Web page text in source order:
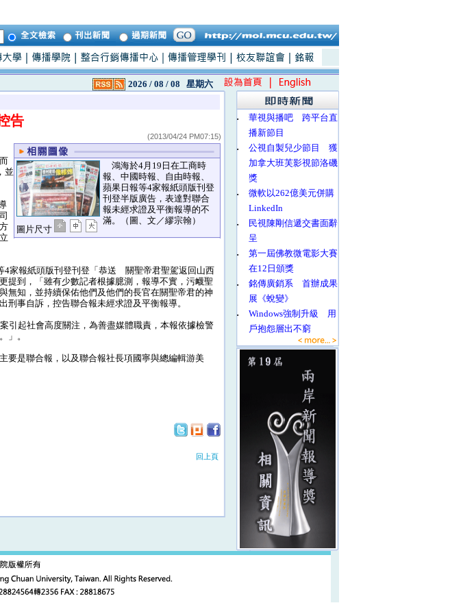
2026 / 08 / 08 星期六
告
(2013/04/24 PM07:15)
鴻海於4月19日在工商時
報、中國時報、自由時報、
蘋果日報等4家報紙頭版刊登
刊登半版廣告，表達對聯合
報未經求證及平衡報導的不
滿。（圖、文／繆宗翰）
圖片尺寸
並
家報紙頭版刊登刊登「恭送 關聖帝君聖駕返回山西
提到，「雖有少數記者根據臆測，報導不實，污衊聖
無知，並持續保佑他們及他們的長官在關聖帝君的神
事自訴，控告聯合報未經求證及平衡報導。
引起社會高度關注，為善盡媒體職責，本報依據檢警
」。
是聯合報，以及聯合報社長項國寧與總編輯游美
回上頁
‧
華視與播吧 跨平台直
播新節目
‧
公視自製兒少節目 獲
加拿大班芙影視節洛磯
獎
‧
微軟以262億美元併購
LinkedIn
‧
民視陳剛信遞交書面辭
呈
‧
第一屆佛教微電影大賽
在12日頒獎
‧
銘傳廣銷系 首辦成果
展《蛻變》
‧
Windows強制升級 用
戶抱怨層出不窮